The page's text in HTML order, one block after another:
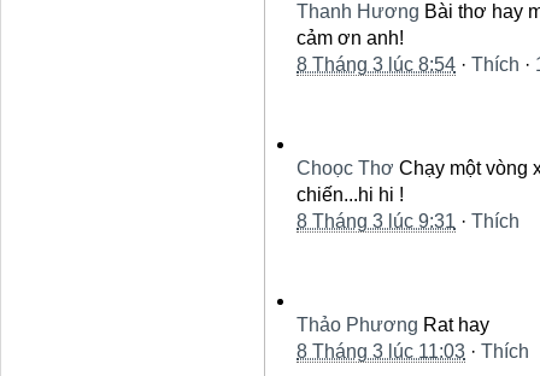
Thanh Hương Bài thơ hay
cảm ơn anh!
8 Tháng 3 lúc 8:54 · Thích ·
Choọc Thơ Chạy một vòng
chiến...hi hi !
8 Tháng 3 lúc 9:31 · Thích
Thảo Phương Rat hay
8 Tháng 3 lúc 11:03 · Thích